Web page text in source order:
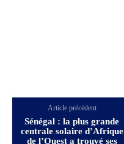
Article précédent
Sénégal : la plus grande
centrale solaire d’Afrique
de l’Ouest a trouvé ses